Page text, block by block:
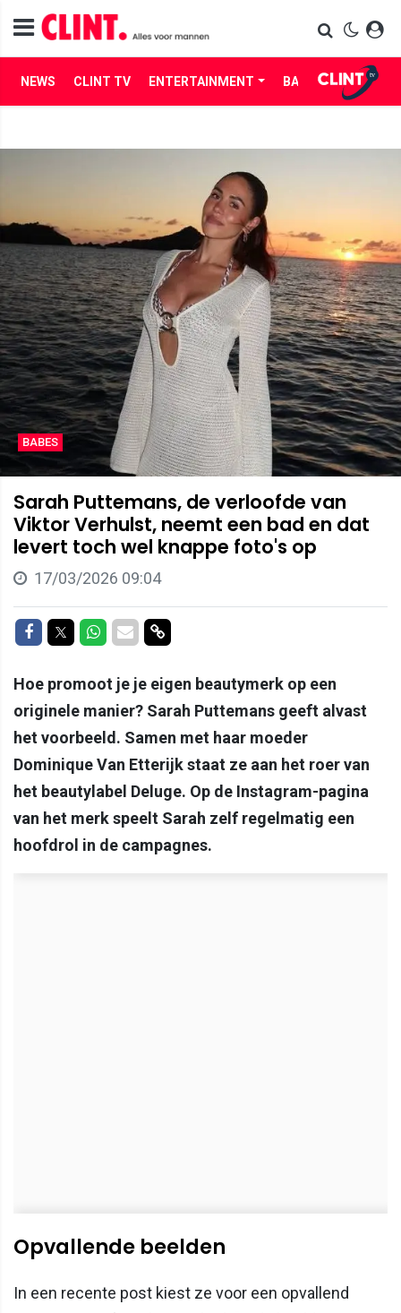
NEWS CLINT TV ENTERTAINMENT BABES LIFE
BABES
Sarah Puttemans, de verloofde van
Viktor Verhulst, neemt een bad en dat
levert toch wel knappe foto's op
17/03/2026 09:04
Delen op Facebook
Delen op Twitter
Delen op Whatsapp
Delen via Mail
Delen via link
Hoe promoot je je eigen beautymerk op een
originele manier? Sarah Puttemans geeft alvast
het voorbeeld. Samen met haar moeder
Dominique Van Etterijk staat ze aan het roer van
het beautylabel Deluge. Op de Instagram-pagina
van het merk speelt Sarah zelf regelmatig een
hoofdrol in de campagnes.
Opvallende beelden
In een recente post kiest ze voor een opvallend